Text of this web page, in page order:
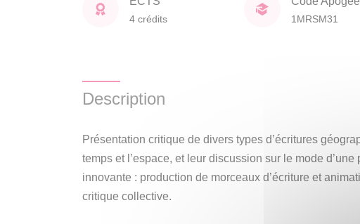
4 crédits 1MRSM31
Description
Présentation critique de divers types d’écritures
temps et l’espace, et leur discussion sur le mode d’une
innovante : production de morceaux d’écriture et
critique collective.